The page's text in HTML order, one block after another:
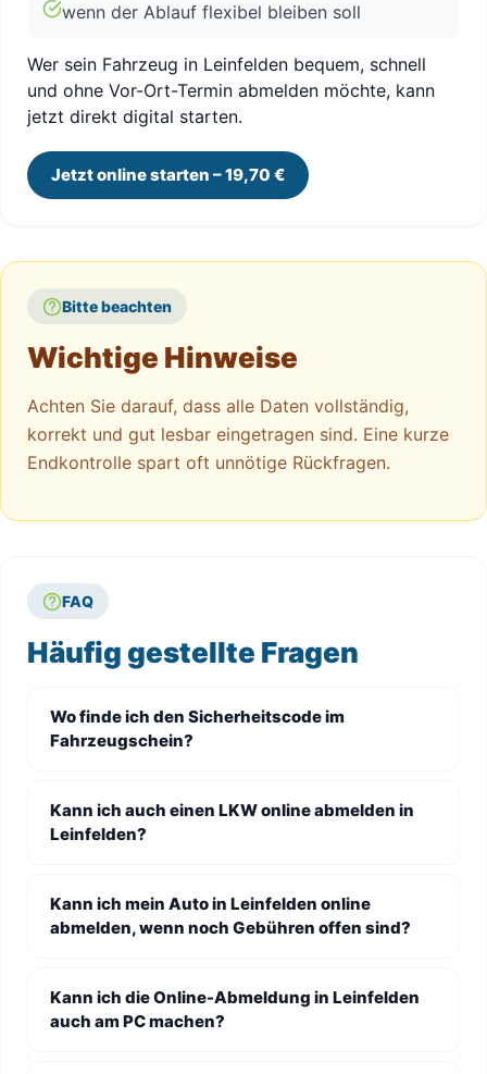
wenn der Ablauf flexibel bleiben soll
Wer sein Fahrzeug in Leinfelden bequem, schnell
und ohne Vor-Ort-Termin abmelden möchte, kann
jetzt direkt digital starten.
Jetzt online starten – 19,70 €
Bitte beachten
Wichtige Hinweise
Achten Sie darauf, dass alle Daten vollständig,
korrekt und gut lesbar eingetragen sind. Eine kurze
Endkontrolle spart oft unnötige Rückfragen.
FAQ
Häufig gestellte Fragen
Wo finde ich den Sicherheitscode im
Fahrzeugschein?
Kann ich auch einen LKW online abmelden in
Leinfelden?
Kann ich mein Auto in Leinfelden online
abmelden, wenn noch Gebühren offen sind?
Kann ich die Online-Abmeldung in Leinfelden
auch am PC machen?